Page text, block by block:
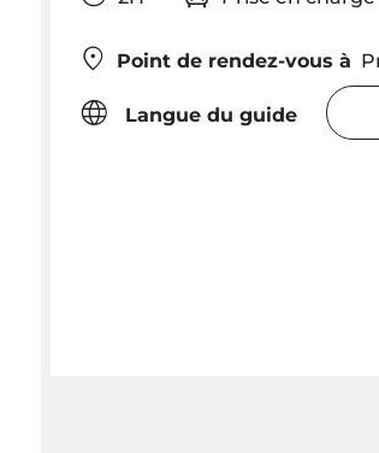
Point de rendez-vous à Prise
Langue du guide